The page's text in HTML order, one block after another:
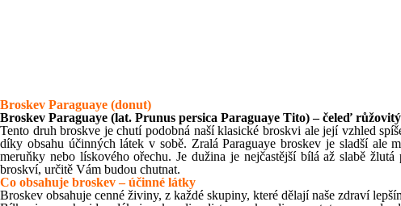
Broskev Paraguaye (donut)
Broskev Paraguaye (lat. Prunus persica Paraguaye Tito) – čeleď
Tento druh broskve je chutí podobná naší klasické broskvi ale její vzhled
díky obsahu účinných látek v sobě. Zralá Paraguaye broskev je sladší
meruňky nebo lískového ořechu. Je dužina je nejčastější bílá až slabě
broskví, určitě Vám budou chutnat.
Co obsahuje broskev – účinné látky
Broskev obsahuje cenné živiny, z každé skupiny, které dělají naše zdraví